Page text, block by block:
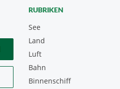
RUBRIKEN
See
Land
Luft
Bahn
Binnenschiff